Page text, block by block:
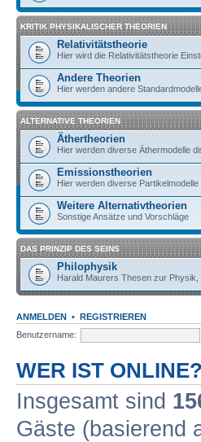
KRITIK PHYSIKALISCHER THEORIEN
Relativitätstheorie
Hier wird die Relativitätstheorie
Andere Theorien
Hier werden andere
ALTERNATIVE THEORIEN
Äthertheorien
Hier werden diverse Äthermodelle
Emissionstheorien
Hier werden diverse
Weitere Alternativtheorien
Sonstige Ansätze und Vorschläge
DAS PRINZIP DES SEINS
Philophysik
Harald Maurers Thesen zur Physik,
ANMELDEN • REGISTRIEREN
Benutzername:
WER IST ONLINE?
Insgesamt sind
Gäste (basierend